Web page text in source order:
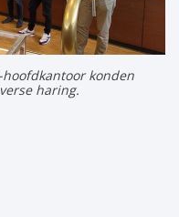
konden
haring.